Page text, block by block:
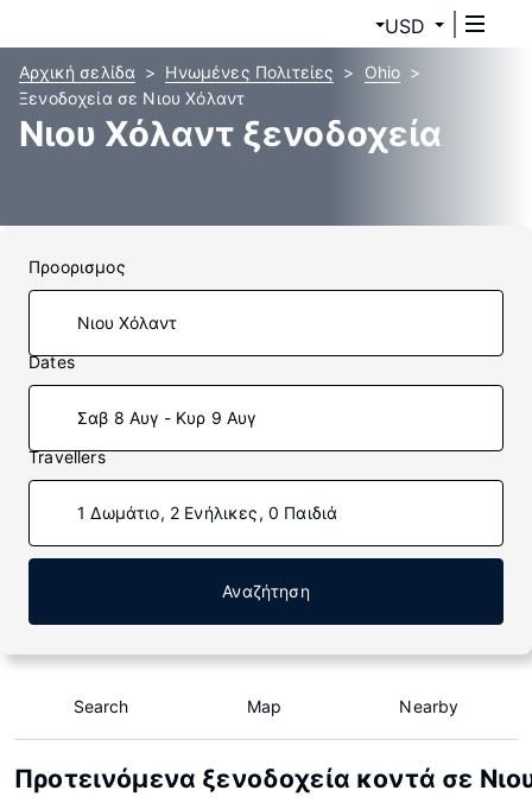
USD
Αρχική σελίδα Ηνωμένες Πολιτείες
Ohio
Ξενοδοχεία σε Νιου Χόλαντ
Νιου Χόλαντ ξενοδοχεία
Προορισμος
Dates
Σαβ 8 Αυγ - Κυρ 9 Αυγ
Travellers
1 Δωμάτιο, 2 Ενήλικες, 0 Παιδιά
Αναζήτηση
Search Map Nearby
Προτεινόμενα ξενοδοχεία κοντά σε